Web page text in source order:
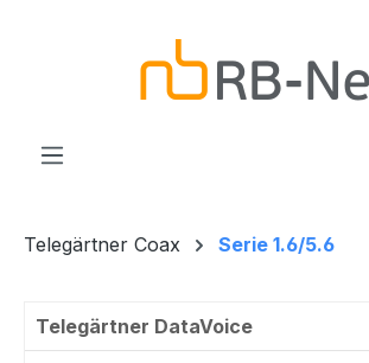
Telegärtner Coax Serie 1.6/5.6
Telegärtner DataVoice